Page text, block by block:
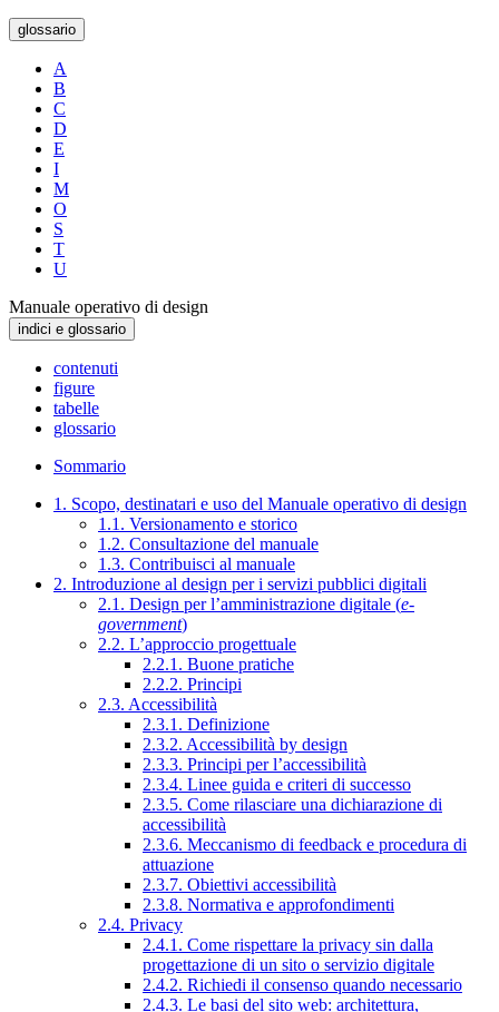
glossario
A
B
C
D
E
I
M
O
S
T
U
Manuale operativo di design
indici e glossario
contenuti
figure
tabelle
glossario
Sommario
1. Scopo, destinatari e uso del Manuale operativo di design
1.1. Versionamento e storico
1.2. Consultazione del manuale
1.3. Contribuisci al manuale
2. Introduzione al design per i servizi pubblici digitali
2.1. Design per l’amministrazione digitale (e-
government)
2.2. L’approccio progettuale
2.2.1. Buone pratiche
2.2.2. Principi
2.3. Accessibilità
2.3.1. Definizione
2.3.2. Accessibilità by design
2.3.3. Principi per l’accessibilità
2.3.4. Linee guida e criteri di successo
2.3.5. Come rilasciare una dichiarazione di
accessibilità
2.3.6. Meccanismo di feedback e procedura di
attuazione
2.3.7. Obiettivi accessibilità
2.3.8. Normativa e approfondimenti
2.4. Privacy
2.4.1. Come rispettare la privacy sin dalla
progettazione di un sito o servizio digitale
2.4.2. Richiedi il consenso quando necessario
2.4.3. Le basi del sito web: architettura,